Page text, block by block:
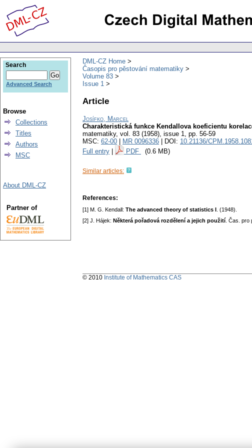
DML-CZ Home
Časopis pro pěstování matematiky
Volume 83
Issue 1
Article
Josífko, Marcel
Charakteristická funkce Kendallova koeficientu
matematiky, vol. 83 (1958), issue 1, pp. 56-59
MSC: 62-00 MR 0096336 | DOI: 10.21136/
Full entry
PDF (0.6 MB)
Similar articles:
References:
[1] M. G. Kendall: The advanced theory of statistics I
. (1948).
[2] J. Hájek: Některá pořadová rozdělení a jejich použití . Čas.
Search
Advanced Search
Browse
Collections
Titles
Authors
MSC
About DML-CZ
Partner of
© 2010 Institute of Mathematics CAS